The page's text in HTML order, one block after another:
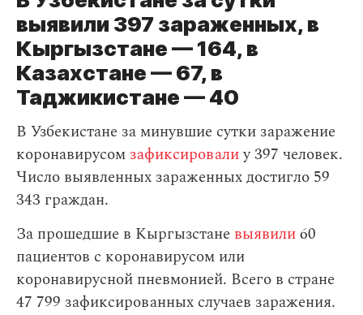
выявили 397 зараженных, в
Кыргызстане — 164, в
Казахстане — 67, в
Таджикистане — 40
В Узбекистане за минувшие сутки заражение
коронавирусом зафиксировалиу 397 человек.
Число выявленных зараженных достигло 59
343 граждан.
За прошедшие в Кыргызстане выявили60
пациентов с коронавирусом или
коронавирусной пневмонией. Всего в стране
47 799 зафиксированных случаев заражения.